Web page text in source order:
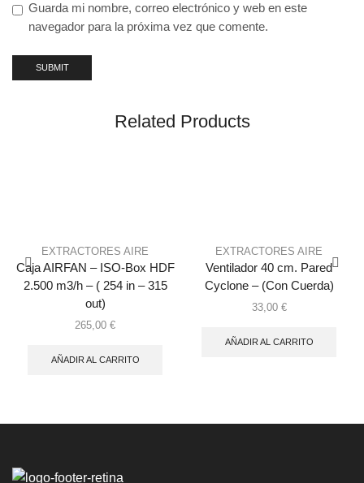
Guarda mi nombre, correo electrónico y web en este
navegador para la próxima vez que comente.
Related Products
EXTRACTORES AIRE
Caja AIRFAN – ISO-Box HDF
2.500 m3/h – ( 254 in – 315
out)
265,00 €
AÑADIR AL CARRITO
EXTRACTORES AIRE
Ventilador 40 cm. Pared
Cyclone – (Con Cuerda)
33,00 €
AÑADIR AL CARRITO